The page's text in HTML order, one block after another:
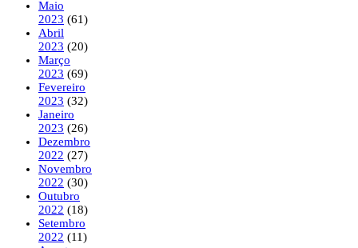
Maio
2023 (61)
Abril
2023 (20)
Março
2023 (69)
Fevereiro
2023 (32)
Janeiro
2023 (26)
Dezembro
2022 (27)
Novembro
2022 (30)
Outubro
2022 (18)
Setembro
2022 (11)